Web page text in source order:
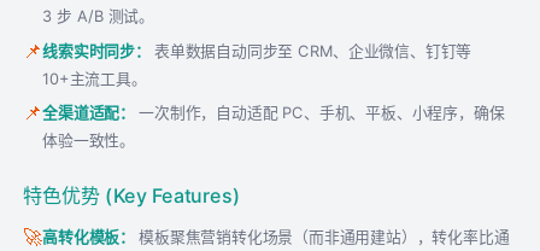
3 步 A/B 测试。
📌线索实时同步：表单数据自动同步至 CRM、企业微信、钉钉等
10+主流工具。
📌全渠道适配：一次制作，自动适配 PC、手机、平板、小程序，确保
体验一致性。
特色优势 (Key Features)
🚀高转化模板：模板聚焦营销转化场景（而非通用建站），转化率比通